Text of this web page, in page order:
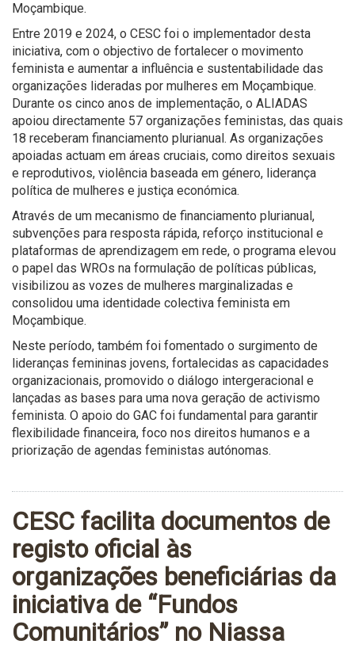
Moçambique.
Entre 2019 e 2024, o CESC foi o implementador desta
iniciativa, com o objectivo de fortalecer o movimento
feminista e aumentar a influência e sustentabilidade das
organizações lideradas por mulheres em Moçambique.
Durante os cinco anos de implementação, o ALIADAS
apoiou directamente 57 organizações feministas, das quais
18 receberam financiamento plurianual. As organizações
apoiadas actuam em áreas cruciais, como direitos sexuais
e reprodutivos, violência baseada em género, liderança
política de mulheres e justiça económica.
Através de um mecanismo de financiamento plurianual,
subvenções para resposta rápida, reforço institucional e
plataformas de aprendizagem em rede, o programa elevou
o papel das WROs na formulação de políticas públicas,
visibilizou as vozes de mulheres marginalizadas e
consolidou uma identidade colectiva feminista em
Moçambique.
Neste período, também foi fomentado o surgimento de
lideranças femininas jovens, fortalecidas as capacidades
organizacionais, promovido o diálogo intergeracional e
lançadas as bases para uma nova geração de activismo
feminista. O apoio do GAC foi fundamental para garantir
flexibilidade financeira, foco nos direitos humanos e a
priorização de agendas feministas autónomas.
CESC facilita documentos de
registo oficial às
organizações beneficiárias da
iniciativa de “Fundos
Comunitários” no Niassa